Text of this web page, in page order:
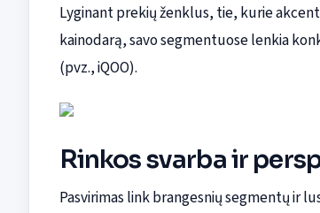
Lyginant prekių ženklus, tie, kurie
kainodarą, savo segmentuose lenkia
(pvz., iQOO).
Rinkos svarba ir
Pasvirimas link brangesnių segmentų ir